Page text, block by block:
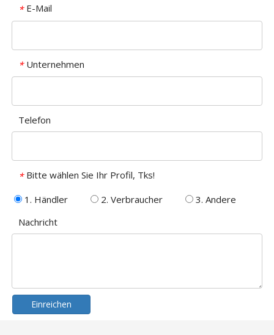
* E-Mail
* Unternehmen
Telefon
* Bitte wählen Sie Ihr Profil, Tks!
1. Händler
2. Verbraucher
3. Andere
Nachricht
Einreichen